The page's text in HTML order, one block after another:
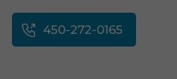
450-272-0165